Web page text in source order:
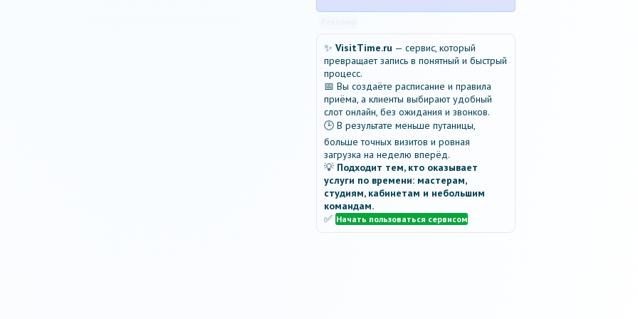
✨ VisitTime.ru — сервис, который
превращает запись в понятный и быстрый
процесс.
📅 Вы создаёте расписание и правила
приёма, а клиенты выбирают удобный
слот онлайн, без ожидания и звонков.
🕒 В результате меньше путаницы,
больше точных визитов и ровная
загрузка на неделю вперёд.
💡 Подходит тем, кто оказывает
услуги по времени: мастерам,
студиям, кабинетам и небольшим
командам.
✅ Начать пользоваться сервисом